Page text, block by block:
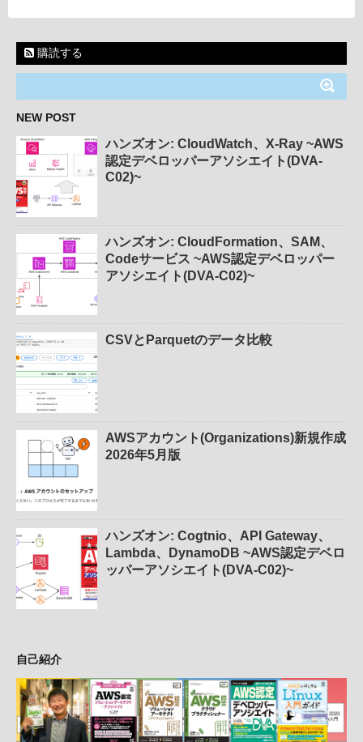
購読する
NEW POST
ハンズオン: CloudWatch、X-Ray ~AWS
認定デベロッパーアソシエイト(DVA-
C02)~
ハンズオン: CloudFormation、SAM、
Codeサービス ~AWS認定デベロッパー
アソシエイト(DVA-C02)~
CSVとParquetのデータ比較
AWSアカウント(Organizations)新規作成
2026年5月版
ハンズオン: Cogtnio、API Gateway、
Lambda、DynamoDB ~AWS認定デベロ
ッパーアソシエイト(DVA-C02)~
自己紹介